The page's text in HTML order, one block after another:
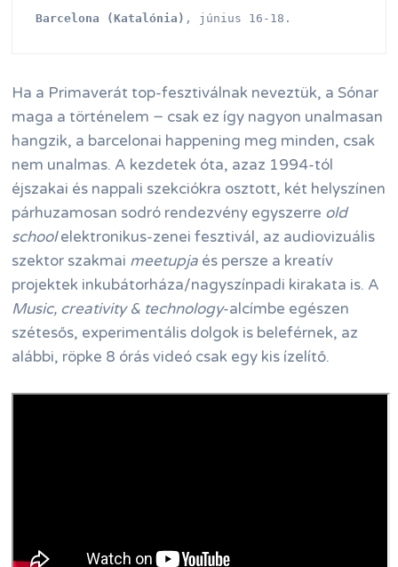
Barcelona (Katalónia) , június 16-18.
Ha a Primaverát top-fesztiválnak neveztük, a Sónar
maga a történelem − csak ez így nagyon unalmasan
hangzik, a barcelonai happening meg minden, csak
nem unalmas. A kezdetek óta, azaz 1994-tól
éjszakai és nappali szekciókra osztott, két helyszínen
párhuzamosan sodró rendezvény egyszerre old
schoolelektronikus-zenei fesztivál, az audiovizuális
szektor szakmai meetupja és persze a kreatív
projektek inkubátorháza/nagyszínpadi kirakata is. A
Music, creativity & technology-alcímbe egészen
szétesős, experimentális dolgok is beleférnek, az
alábbi, röpke 8 órás videó csak egy kis ízelítő.